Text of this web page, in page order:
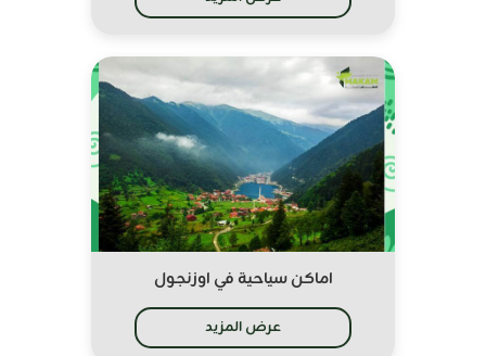
اماكن سياحية في اوزنجول
عرض المزيد